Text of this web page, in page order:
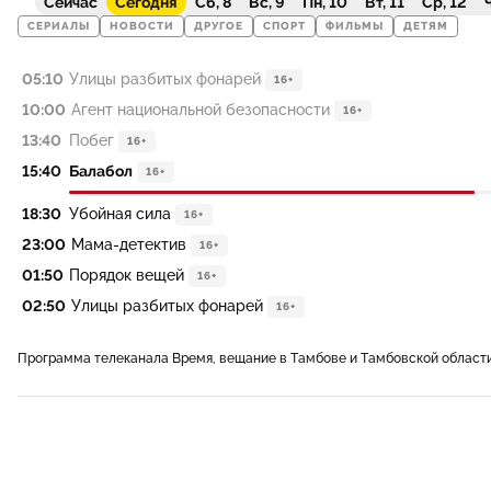
СЕРИАЛЫ НОВОСТИ ДРУГОЕ СПОРТ ФИЛЬМЫ ДЕТЯМ
05:10 Улицы разбитых фонарей 16+
10:00 Агент национальной безопасности 16+
13:40 Побег 16+
15:40 Балабол 16+
18:30 Убойная сила 16+
23:00 Мама-детектив 16+
01:50 Порядок вещей 16+
02:50 Улицы разбитых фонарей 16+
Программа телеканала Время, вещание в Тамбове и Тамбовской